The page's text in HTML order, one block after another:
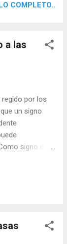
COMPLETO..
a las
regido por los
un signo
signo de